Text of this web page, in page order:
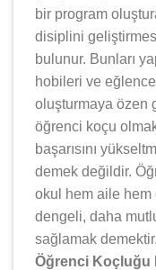
bir program
disiplini
bulunur. Bunları
hobileri ve
oluşturmaya özen
öğrenci koçu
başarısını
demek değildir.
okul hem aile hem
dengeli, daha
sağlamak demektir.
Öğrenci Koçluğu